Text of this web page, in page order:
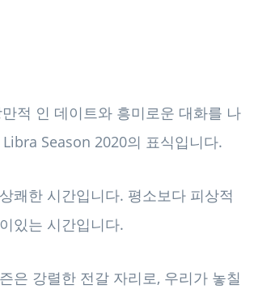
적 인 데이트와 흥미로운 대화를 나
Season 2020의 표식입니다.
쾌한 시간입니다. 평소보다 피상적
있는 시간입니다.
은 강렬한 전갈 자리로, 우리가 놓칠